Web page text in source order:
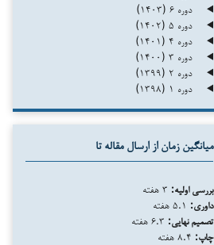
دوره ۶ (۱۴۰۳)
دوره ۵ (۱۴۰۲)
دوره ۴ (۱۴۰۱)
دوره ۳ (۱۴۰۰)
دوره ۲ (۱۳۹۹)
دوره ۱ (۱۳۹۸)
میانگین زمان از ارسال مقاله تا
بررسی اولیه:
داوری:
تصمیم نهایی:
چاپ: